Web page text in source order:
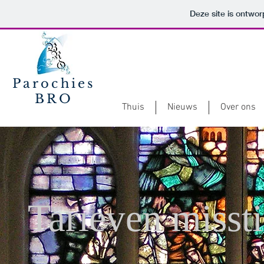
Deze site is
Parochies
BRO
Thuis Nieuws Over ons
Tarieven